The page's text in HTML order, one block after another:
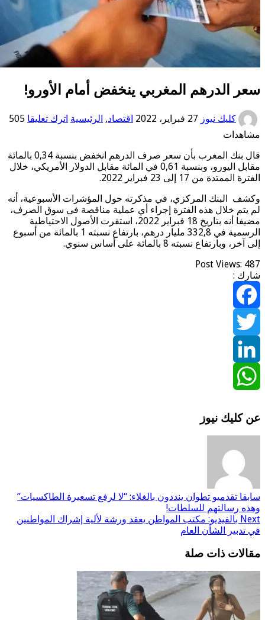
الدرهم المغربي ينخفض أمام الأورو!
كليك نيوز 27 فبراير، 2022 اقتصاد,الرئيسية اترك تعليقا 505
قال بنك المغرب بأن سعر صرف الدرهم انخفض بنسبة 0,34 بالمائة
مقابل اليورو، وبنسبة 0,61 في المائة مقابل الدولار الأمريكي، خلال
من 17 إلى 23 فبراير 2022.
البنك المركزي، في مذكرته حول المؤشرات الأسبوعية، أنه
خلال هذه الفترة إجراء أي عملية مناقصة في سوق الصرف،
مضيفا أنه بتاريخ 18 فبراير 2022، استقرت الأصول الاحتياطية
الرسمية في 332,8 مليار درهم، بارتفاع نسبته 1 بالمائة من أسبوع
وبارتفاع نسبته 8 بالمائة على أساس سنوي.
Post Views:
:
نيوز
تقدميو تطوان ينددون بالغلاء: “لا لرفع تسعيرة الطاكسيات”
رسالتهم للسلطات!
بالفيديو: مكتب المواطن يعقد ورشة لألية إشراك المواطنين
الشأن العام
ذات صلة